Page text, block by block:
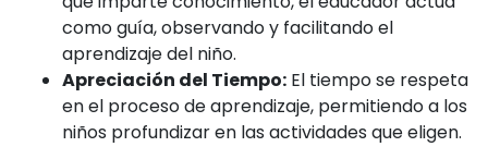
como guía, observando y facilitando el
aprendizaje del niño.
Apreciación del Tiempo: El tiempo se respeta
en el proceso de aprendizaje, permitiendo a los
niños profundizar en las actividades que eligen.